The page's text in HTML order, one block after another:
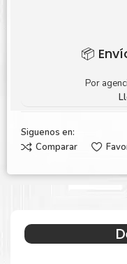
📦
Por
Siguenos en:
Comparar